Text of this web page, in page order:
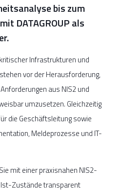
bis zum
DATAGROUP als
Infrastrukturen und
vor der Herausforderung,
aus NIS2 und
umzusetzen. Gleichzeitig
die Geschäftsleitung sowie
Meldeprozesse und IT-
mit einer praxisnahen NIS2-
Ist-Zustände transparent